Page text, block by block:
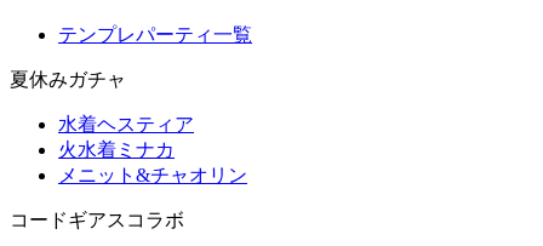
テンプレパーティ一覧
夏休みガチャ
水着ヘスティア
火水着ミナカ
メニット&チャオリン
コードギアスコラボ